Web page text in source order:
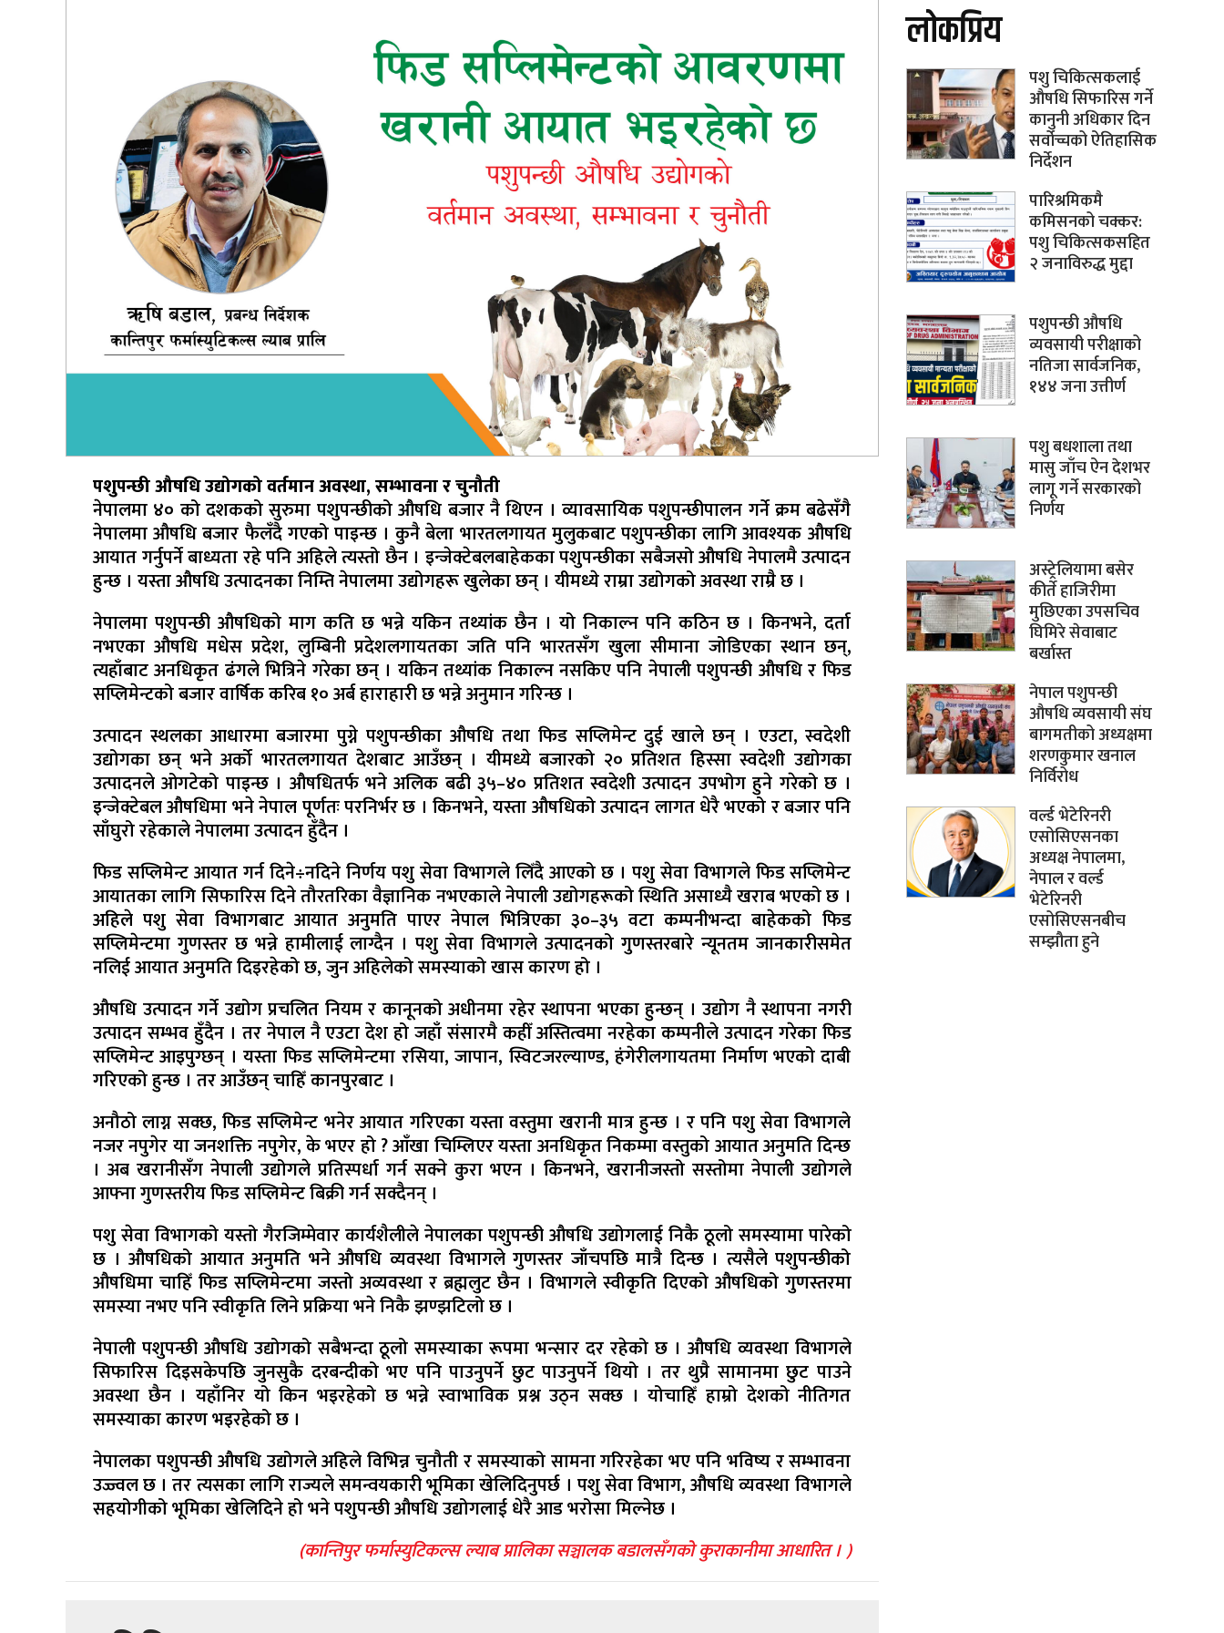
पशुपन्छी औषधि उद्योगको वर्तमान अवस्था, सम्भावना र चुनौती
नेपालमा ४० को दशकको सुरुमा पशुपन्छीको औषधि बजार नै थिएन । व्यावसायिक पशुपन्छीपालन गर्ने क्रम बढेसँगै
नेपालमा औषधि बजार फैलँदै गएको पाइन्छ । कुनै बेला भारतलगायत मुलुकबाट पशुपन्छीका लागि आवश्यक औषधि
आयात गर्नुपर्ने बाध्यता रहे पनि अहिले त्यस्तो छैन । इन्जेक्टेबलबाहेकका पशुपन्छीका सबैजसो औषधि नेपालमै उत्पादन
हुन्छ । यस्ता औषधि उत्पादनका निम्ति नेपालमा उद्योगहरू खुलेका छन् । यीमध्ये राम्रा उद्योगको अवस्था राम्रै छ ।
नेपालमा पशुपन्छी औषधिको माग कति छ भन्ने यकिन तथ्यांक छैन । यो निकाल्न पनि कठिन छ । किनभने, दर्ता
नभएका औषधि मधेस प्रदेश, लुम्बिनी प्रदेशलगायतका जति पनि भारतसँग खुला सीमाना जोडिएका स्थान छन्,
त्यहाँबाट अनधिकृत ढंगले भित्रिने गरेका छन् । यकिन तथ्यांक निकाल्न नसकिए पनि नेपाली पशुपन्छी औषधि र फिड
सप्लिमेन्टको बजार वार्षिक करिब १० अर्ब हाराहारी छ भन्ने अनुमान गरिन्छ ।
उत्पादन स्थलका आधारमा बजारमा पुग्ने पशुपन्छीका औषधि तथा फिड सप्लिमेन्ट दुई खाले छन् । एउटा, स्वदेशी
उद्योगका छन् भने अर्को भारतलगायत देशबाट आउँछन् । यीमध्ये बजारको २० प्रतिशत हिस्सा स्वदेशी उद्योगका
उत्पादनले ओगटेको पाइन्छ । औषधितर्फ भने अलिक बढी ३५–४० प्रतिशत स्वदेशी उत्पादन उपभोग हुने गरेको छ ।
इन्जेक्टेबल औषधिमा भने नेपाल पूर्णतः परनिर्भर छ । किनभने, यस्ता औषधिको उत्पादन लागत धेरै भएको र बजार पनि
साँघुरो रहेकाले नेपालमा उत्पादन हुँदैन ।
फिड सप्लिमेन्ट आयात गर्न दिने÷नदिने निर्णय पशु सेवा विभागले लिँदै आएको छ । पशु सेवा विभागले फिड सप्लिमेन्ट
आयातका लागि सिफारिस दिने तौरतरिका वैज्ञानिक नभएकाले नेपाली उद्योगहरूको स्थिति असाध्यै खराब भएको छ ।
अहिले पशु सेवा विभागबाट आयात अनुमति पाएर नेपाल भित्रिएका ३०–३५ वटा कम्पनीभन्दा बाहेकको फिड
सप्लिमेन्टमा गुणस्तर छ भन्ने हामीलाई लाग्दैन । पशु सेवा विभागले उत्पादनको गुणस्तरबारे न्यूनतम जानकारीसमेत
नलिई आयात अनुमति दिइरहेको छ, जुन अहिलेको समस्याको खास कारण हो ।
औषधि उत्पादन गर्ने उद्योग प्रचलित नियम र कानूनको अधीनमा रहेर स्थापना भएका हुन्छन् । उद्योग नै स्थापना नगरी
उत्पादन सम्भव हुँदैन । तर नेपाल नै एउटा देश हो जहाँ संसारमै कहीँ अस्तित्वमा नरहेका कम्पनीले उत्पादन गरेका फिड
सप्लिमेन्ट आइपुग्छन् । यस्ता फिड सप्लिमेन्टमा रसिया, जापान, स्विटजरल्याण्ड, हंगेरीलगायतमा निर्माण भएको दाबी
गरिएको हुन्छ । तर आउँछन् चाहिँ कानपुरबाट ।
अनौठो लाग्न सक्छ, फिड सप्लिमेन्ट भनेर आयात गरिएका यस्ता वस्तुमा खरानी मात्र हुन्छ । र पनि पशु सेवा विभागले
नजर नपुगेर या जनशक्ति नपुगेर, के भएर हो ? आँखा चिम्लिएर यस्ता अनधिकृत निकम्मा वस्तुको आयात अनुमति दिन्छ
। अब खरानीसँग नेपाली उद्योगले प्रतिस्पर्धा गर्न सक्ने कुरा भएन । किनभने, खरानीजस्तो सस्तोमा नेपाली उद्योगले
आफ्ना गुणस्तरीय फिड सप्लिमेन्ट बिक्री गर्न सक्दैनन् ।
पशु सेवा विभागको यस्तो गैरजिम्मेवार कार्यशैलीले नेपालका पशुपन्छी औषधि उद्योगलाई निकै ठूलो समस्यामा पारेको
छ । औषधिको आयात अनुमति भने औषधि व्यवस्था विभागले गुणस्तर जाँचपछि मात्रै दिन्छ । त्यसैले पशुपन्छीको
औषधिमा चाहिँ फिड सप्लिमेन्टमा जस्तो अव्यवस्था र ब्रह्मलुट छैन । विभागले स्वीकृति दिएको औषधिको गुणस्तरमा
समस्या नभए पनि स्वीकृति लिने प्रक्रिया भने निकै झण्झटिलो छ ।
नेपाली पशुपन्छी औषधि उद्योगको सबैभन्दा ठूलो समस्याका रूपमा भन्सार दर रहेको छ । औषधि व्यवस्था विभागले
सिफारिस दिइसकेपछि जुनसुकै दरबन्दीको भए पनि पाउनुपर्ने छुट पाउनुपर्ने थियो । तर थुप्रै सामानमा छुट पाउने
अवस्था छैन । यहाँनिर यो किन भइरहेको छ भन्ने स्वाभाविक प्रश्न उठ्न सक्छ । योचाहिँ हाम्रो देशको नीतिगत
समस्याका कारण भइरहेको छ ।
नेपालका पशुपन्छी औषधि उद्योगले अहिले विभिन्न चुनौती र समस्याको सामना गरिरहेका भए पनि भविष्य र सम्भावना
उज्ज्वल छ । तर त्यसका लागि राज्यले समन्वयकारी भूमिका खेलिदिनुपर्छ । पशु सेवा विभाग, औषधि व्यवस्था विभागले
सहयोगीको भूमिका खेलिदिने हो भने पशुपन्छी औषधि उद्योगलाई धेरै आड भरोसा मिल्नेछ ।
(कान्तिपुर फर्मास्युटिकल्स ल्याब प्रालिका सञ्चालक बडालसँगको कुराकानीमा आधारित । )
लोकप्रिय
पशु चिकित्सकलाई
औषधि सिफारिस गर्ने
कानुनी अधिकार दिन
सर्वोच्चको ऐतिहासिक
निर्देशन
पारिश्रमिकमै
कमिसनको चक्कर:
पशु चिकित्सकसहित
२ जनाविरुद्ध मुद्दा
पशुपन्छी औषधि
व्यवसायी परीक्षाको
नतिजा सार्वजनिक,
१४४ जना उत्तीर्ण
पशु बधशाला तथा
मासु जाँच ऐन देशभर
लागू गर्ने सरकारको
निर्णय
अस्ट्रेलियामा बसेर
कीर्ते हाजिरीमा
मुछिएका उपसचिव
घिमिरे सेवाबाट
बर्खास्त
नेपाल पशुपन्छी
औषधि व्यवसायी संघ
बागमतीको अध्यक्षमा
शरणकुमार खनाल
निर्विरोध
वर्ल्ड भेटेरिनरी
एसोसिएसनका
अध्यक्ष नेपालमा,
नेपाल र वर्ल्ड
भेटेरिनरी
एसोसिएसनबीच
सम्झौता हुने